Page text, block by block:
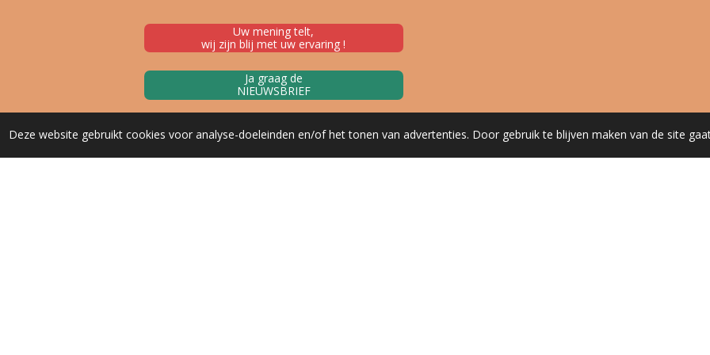
Deze website gebruikt cookies voor analyse-doeleinden en/of het tonen van advertenties. Door gebruik te blijven maken van de site
Uw mening telt,
wij zijn blij met uw ervaring !
Ja graag de
NIEUWSBRIEF